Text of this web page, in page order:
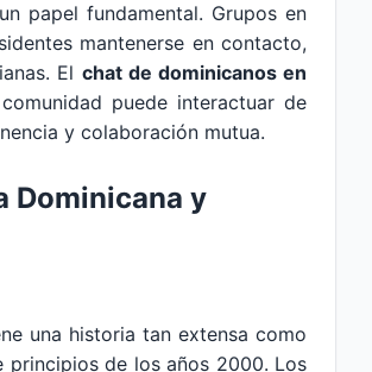
papel fundamental. Grupos en
mantenerse en contacto,
El chat de dominicanos en
puede interactuar de
y colaboración mutua.
Dominicana y
una historia tan extensa como
de los años 2000. Los